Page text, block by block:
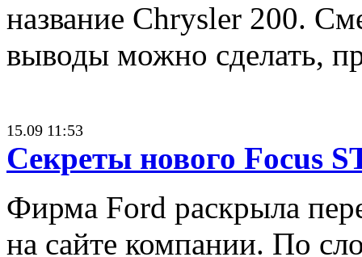
название Chrysler 200.
выводы можно сделать,
15.09 11:53
Секреты нового Focus
Фирма Ford раскрыла
на сайте компании. По